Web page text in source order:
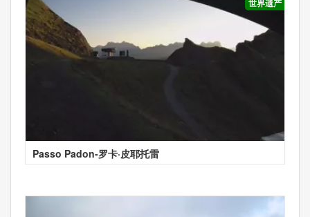
世界遗产
Passo Padon-罗卡·皮耶托雷